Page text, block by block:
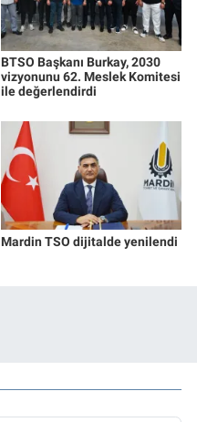
BTSO Başkanı Burkay, 2030
vizyonunu 62. Meslek Komitesi
ile değerlendirdi
Mardin TSO dijitalde yenilendi